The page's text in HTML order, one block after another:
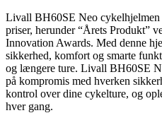
Livall BH60SE Neo cykelhjelmen
priser, herunder “Årets Produkt”
Innovation Awards. Med denne
sikkerhed, komfort og smarte
og længere ture. Livall BH60SE
på kompromis med hverken
kontrol over dine cykelture, og
hver gang.